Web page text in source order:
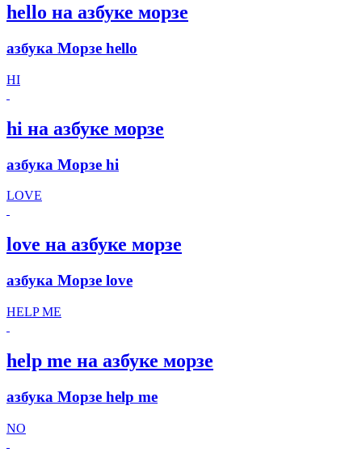
hello на азбуке морзе
азбука Морзе hello
HI
hi на азбуке морзе
азбука Морзе hi
LOVE
love на азбуке морзе
азбука Морзе love
HELP ME
help me на азбуке морзе
азбука Морзе help me
NO